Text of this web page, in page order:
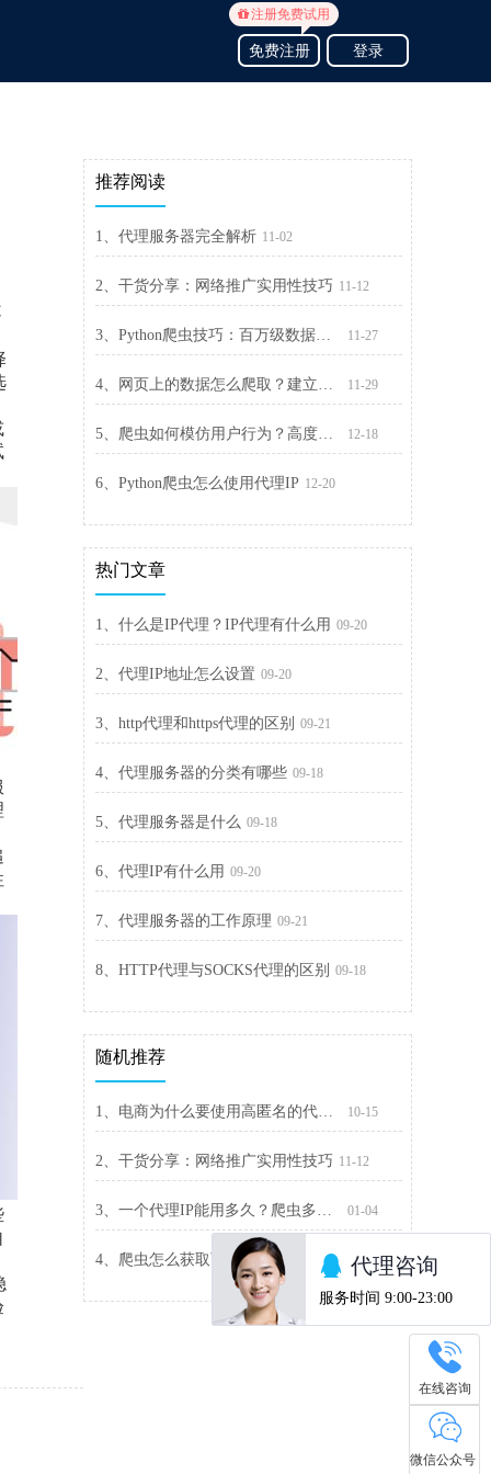
免费注册
注册免费试用
登录
推荐阅读
1、代理服务器完全解析 11-02
2、干货分享：网络推广实用性技巧 11-12
3、Python爬虫技巧：百万级数据怎么爬取 11-27
4、网页上的数据怎么爬取？建立一个网路爬虫方法 11-29
5、爬虫如何模仿用户行为？高度隐藏爬虫身份的技巧 12-18
6、Python爬虫怎么使用代理IP 12-20
热门文章
1、什么是IP代理？IP代理有什么用 09-20
2、代理IP地址怎么设置 09-20
3、http代理和https代理的区别 09-21
4、代理服务器的分类有哪些 09-18
5、代理服务器是什么 09-18
6、代理IP有什么用 09-20
7、代理服务器的工作原理 09-21
8、HTTP代理与SOCKS代理的区别 09-18
随机推荐
1、电商为什么要使用高匿名的代理IP 10-15
2、干货分享：网络推广实用性技巧 11-12
3、一个代理IP能用多久？爬虫多久换一次IP不会被封 01-04
4、爬虫怎么获取可用IP？爬虫怎么调用代理IP？ 01-05
在线咨询
微信公众号